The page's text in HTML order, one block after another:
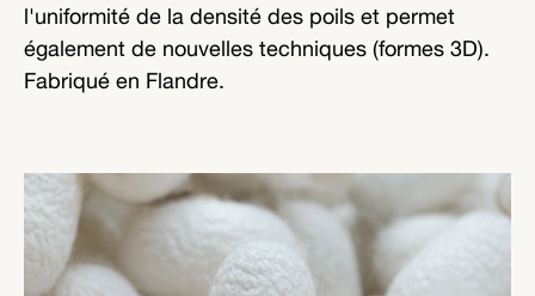
l'uniformité de la densité des poils et permet
également de nouvelles techniques (formes 3D).
Fabriqué en Flandre.